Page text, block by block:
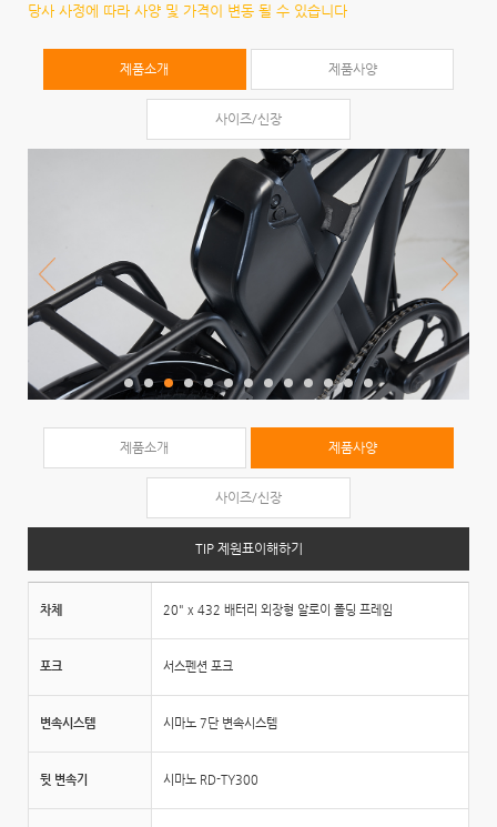
당사 사정에 따라 사양 및 가격이 변동 될 수 있습니다
제품소개 제품사양
사이즈/신장
제품소개 제품사양
사이즈/신장
TIP 제원표이해하기
차체 20" x 432 배터리 외장형 알로이 폴딩 프레임
포크 서스펜션 포크
변속시스템 시마노 7단 변속시스템
뒷 변속기 시마노 RD-TY300